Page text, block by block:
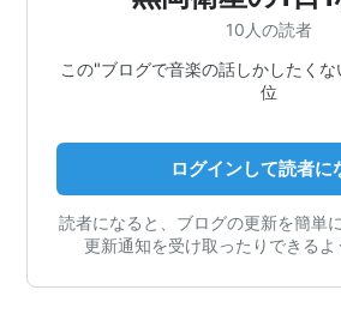
10人の読者
この"ブログで音楽の話しかしたく
位
ログインして読者に
読者になると、ブログの更新を簡単
更新通知を受け取ったりできるよ